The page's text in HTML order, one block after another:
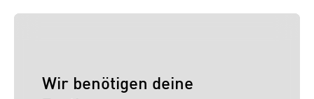
Wir benötigen deine